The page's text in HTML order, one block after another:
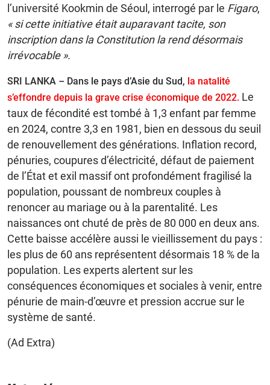
l’université Kookmin de Séoul, interrogé par le Figaro,
« si cette initiative était auparavant tacite, son
inscription dans la Constitution la rend désormais
irrévocable ».
SRI LANKA – Dans le pays d’Asie du Sud, la natalité
s’effondre depuis la grave crise économique de 2022. Le
taux de fécondité est tombé à 1,3 enfant par femme
en 2024, contre 3,3 en 1981, bien en dessous du seuil
de renouvellement des générations. Inflation record,
pénuries, coupures d’électricité, défaut de paiement
de l’État et exil massif ont profondément fragilisé la
population, poussant de nombreux couples à
renoncer au mariage ou à la parentalité. Les
naissances ont chuté de près de 80 000 en deux ans.
Cette baisse accélère aussi le vieillissement du pays :
les plus de 60 ans représentent désormais 18 % de la
population. Les experts alertent sur les
conséquences économiques et sociales à venir, entre
pénurie de main-d’œuvre et pression accrue sur le
système de santé.
(Ad Extra)